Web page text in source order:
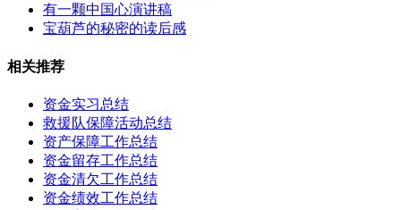
有一颗中国心演讲稿
宝葫芦的秘密的读后感
相关推荐
资金实习总结
救援队保障活动总结
资产保障工作总结
资金留存工作总结
资金清欠工作总结
资金绩效工作总结